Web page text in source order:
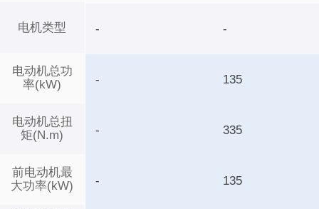
电机类型
电动机总功
率(kW)
电动机总扭
矩(N.m)
前电动机最
大功率(kW)
- -
- 135
- 335
- 135